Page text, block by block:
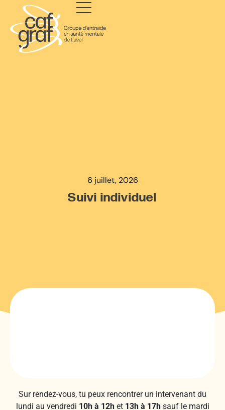
6 juillet, 2026
Suivi individuel
Sur rendez-vous, tu peux rencontrer un intervenant du
lundi au vendredi 10h à 12het 13h à 17hsauf le mardi